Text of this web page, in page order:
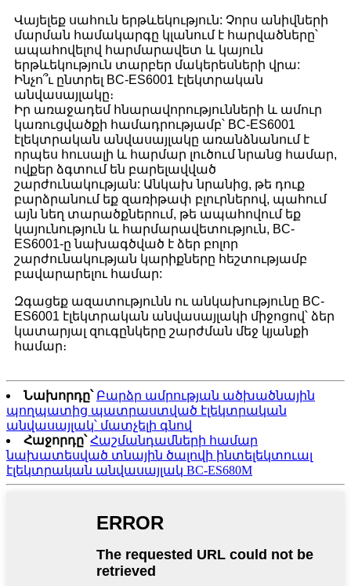
Վայելեք սահուն երթևեկություն: Չորս անիվների
մարման համակարգը կլանում է հարվածները՝
ապահովելով հարմարավետ և կայուն
երթևեկություն տարբեր մակերեսների վրա:
Ինչո՞ւ ընտրել BC-ES6001 էլեկտրական
անվասայլակը։
Իր առաջադեմ հնարավորությունների և ամուր
կառուցվածքի համադրությամբ՝ BC-ES6001
էլեկտրական անվասայլակը առանձնանում է
որպես հուսալի և հարմար լուծում նրանց համար,
ովքեր ձգտում են բարելավված
շարժունակության: Անկախ նրանից, թե դուք
բարձրանում եք զառիթափ բլուրներով, պահում
այն ​​նեղ տարածքներում, թե ապահովում եք
կայունություն և հարմարավետություն, BC-
ES6001-ը նախագծված է ձեր բոլոր
շարժունակության կարիքները հեշտությամբ
բավարարելու համար:
Զգացեք ազատությունն ու անկախությունը BC-
ES6001 էլեկտրական անվասայլակի միջոցով՝ ձեր
կատարյալ զուգընկերը շարժման մեջ կյանքի
համար։
Նախորդը՝ Բարձր ամրության ածխածնային
պողպատից պատրաստված էլեկտրական
անվասայլակ՝ մատչելի գնով
Հաջորդը՝ Հաշմանդամների համար
նախատեսված տնային ծալովի ինտելեկտուալ
էլեկտրական անվասայլակ BC-ES680M